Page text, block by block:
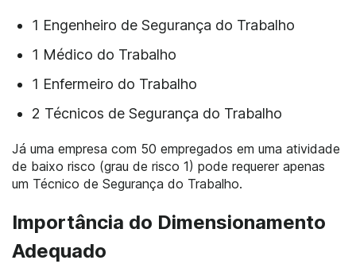
1 Engenheiro de Segurança do Trabalho
1 Médico do Trabalho
1 Enfermeiro do Trabalho
2 Técnicos de Segurança do Trabalho
Já uma empresa com 50 empregados em uma atividade
de baixo risco (grau de risco 1) pode requerer apenas
um Técnico de Segurança do Trabalho.
Importância do Dimensionamento
Adequado